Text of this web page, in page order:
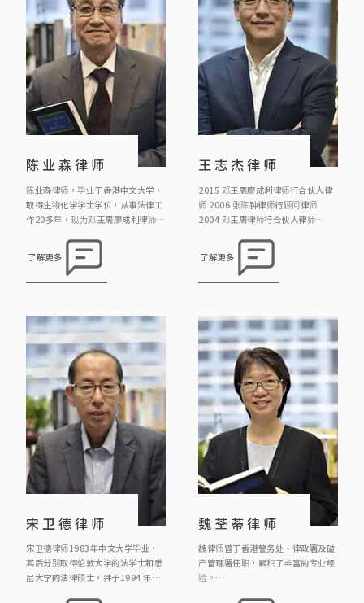
陈业森律师
陈业森律师，毕业于香港中文大学，
取得生物化学学士学位，从事法律工
作20多年，现为邓王周廖成利律师行
嘱处方案和民事诉讼
了解更多
王志杰律师
2015 邓王周廖成利律师行合伙人律
师 2006 张陈钟律师行顾问律师
2004 邓王周律师行合伙人律师
霍庄律师行合伙人律师 1993 霍庄律
师行律师 1991 霍庄律师行见习律师
了解更多
宋卫德律师
宋卫德律师1983年中文大学毕业，
其后分别取得伦敦大学的法学士和悉
尼大学的法律硕士，并于1994 年取
魏荃蒂律师
魏律师曾于香港警务处、律政署及破
产管理署任职，累积了丰富的专业经
验。